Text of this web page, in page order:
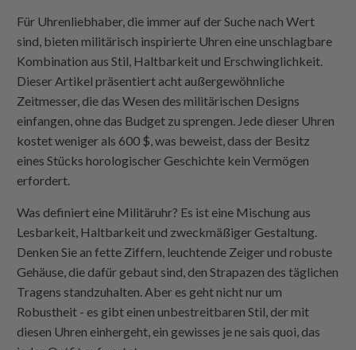
Für Uhrenliebhaber, die immer auf der Suche nach Wert
sind, bieten militärisch inspirierte Uhren eine unschlagbare
Kombination aus Stil, Haltbarkeit und Erschwinglichkeit.
Dieser Artikel präsentiert acht außergewöhnliche
Zeitmesser, die das Wesen des militärischen Designs
einfangen, ohne das Budget zu sprengen. Jede dieser Uhren
kostet weniger als 600 $, was beweist, dass der Besitz
eines Stücks horologischer Geschichte kein Vermögen
erfordert.
Was definiert eine Militäruhr? Es ist eine Mischung aus
Lesbarkeit, Haltbarkeit und zweckmäßiger Gestaltung.
Denken Sie an fette Ziffern, leuchtende Zeiger und robuste
Gehäuse, die dafür gebaut sind, den Strapazen des täglichen
Tragens standzuhalten. Aber es geht nicht nur um
Robustheit - es gibt einen unbestreitbaren Stil, der mit
diesen Uhren einhergeht, ein gewisses je ne sais quoi, das